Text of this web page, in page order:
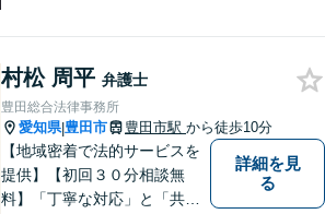
続問題／刑事事件／企業法務
など幅広く対応。どうぞお気
軽にご相談ください。
村松 周平 弁護士
豊田総合法律事務所
愛知県|豊田市 豊田市駅 から徒歩10分
【地域密着で法的サービスを
提供】【初回３０分相談無
料】「丁寧な対応」と「共
詳細を見
る